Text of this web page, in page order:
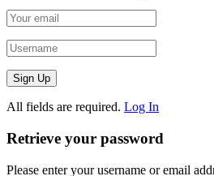
All fields are required. Log In
Retrieve your password
Please enter your username or email